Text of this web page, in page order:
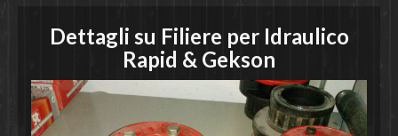
Dettagli su Filiere per Idraulico
Rapid & Gekson